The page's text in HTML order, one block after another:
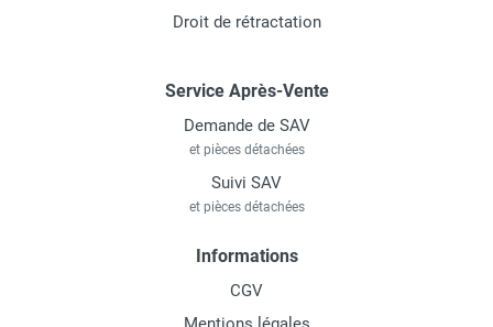
Droit de rétractation
Service Après-Vente
Demande de SAV
et pièces détachées
Suivi SAV
et pièces détachées
Informations
CGV